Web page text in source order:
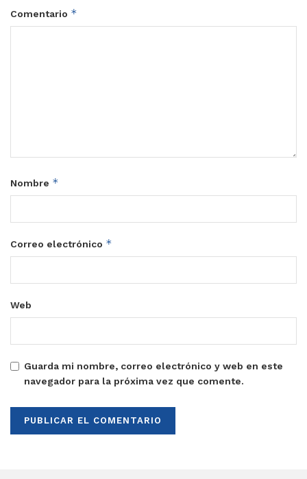
Comentario *
Nombre *
Correo electrónico *
Web
Guarda mi nombre, correo electrónico y web en este
navegador para la próxima vez que comente.